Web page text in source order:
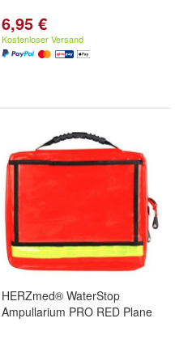
6,95 €
Kostenloser Versand
HERZmed® WaterStop
Ampullarium PRO RED Plane